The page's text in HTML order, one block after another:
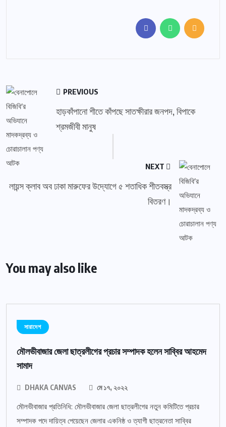
PREVIOUS
হাড়কাঁপানো শীতে কাঁপছে সাতক্ষীরার জনপদ, বিপাকে
শ্রমজীবী মানুষ
NEXT
লায়ন্স ক্লাব অব ঢাকা মারুফের উদ্যোগে ৫ শতাধিক শীতবস্ত্র
বিতরণ।
You may also like
সারাদেশ
মৌলভীবাজার জেলা ছাত্রলীগের প্রচার সম্পাদক হলেন সাব্বির আহমেদ
সামাদ
DHAKA CANVAS মে ১৭, ২০২২
মৌলভীবাজার প্রতিনিধি: মৌলভীবাজার জেলা ছাত্রলীগের নতুন কমিটিতে প্রচার
সম্পাদক পদে দায়িত্ব পেয়েছেন জেলার একনিষ্ঠ ও ত্যাগী ছাত্রনেতা সাব্বির